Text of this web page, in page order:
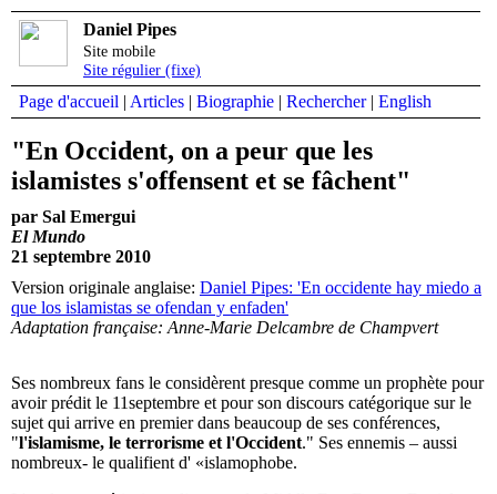
Daniel Pipes
Site mobile
Site régulier (fixe)
Page d'accueil | Articles | Biographie | Rechercher| English
"En Occident, on a peur que les
islamistes s'offensent et se fâchent"
par Sal Emergui
El Mundo
21 septembre 2010
Version originale anglaise: Daniel Pipes: 'En occidente hay miedo a
que los islamistas se ofendan y enfaden'
Adaptation française: Anne-Marie Delcambre de Champvert
Ses nombreux fans le considèrent presque comme un prophète pour
avoir prédit le 11septembre et pour son discours catégorique sur le
sujet qui arrive en premier dans beaucoup de ses conférences,
"l'islamisme, le terrorisme et l'Occident." Ses ennemis – aussi
nombreux- le qualifient d' «islamophobe.